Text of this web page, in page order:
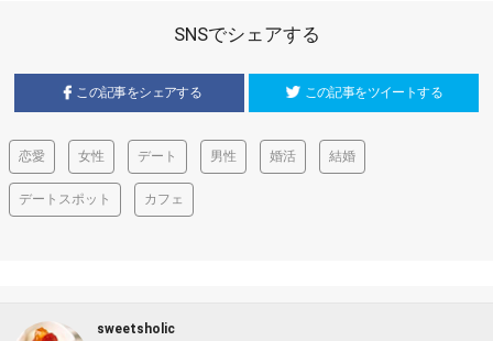
SNSでシェアする
この記事をシェアする この記事をツイートする
恋愛 女性 デート 男性 婚活 結婚
デートスポット カフェ
sweetsholic